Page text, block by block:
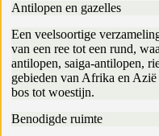
Antilopen en gazelles
Een veelsoortige
van een ree tot een rund,
antilopen, saiga-antilopen,
gebieden van Afrika en
bos tot woestijn.
Benodigde ruimte